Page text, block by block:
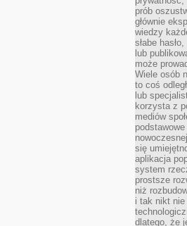
prób
głównie
wiedzy
słabe
lub
może
Wiele osób
to coś
lub
korzysta z
mediów
się
aplikacja
system
prostsze
niż
i tak nikt nie
dlatego, że